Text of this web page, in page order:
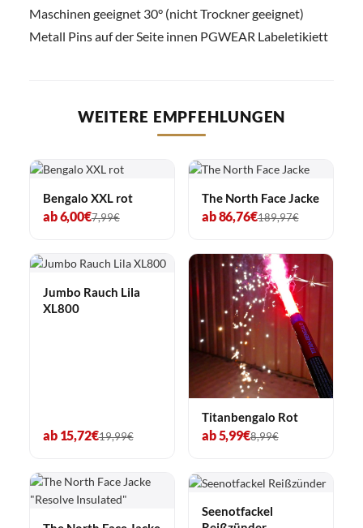
Maschinen geeignet 30° (nicht Trockner geeignet)
Metall Pins auf der Seite innen PGWEAR Labeletikiett
WEITERE EMPFEHLUNGEN
Bengalo XXL rot
ab 6,00€7,99€
The North Face Jacke
ab 86,76€189,97€
Jumbo Rauch Lila
XL800
ab 15,72€19,99€
Titanbengalo Rot
ab 5,99€8,99€
Seenotfackel